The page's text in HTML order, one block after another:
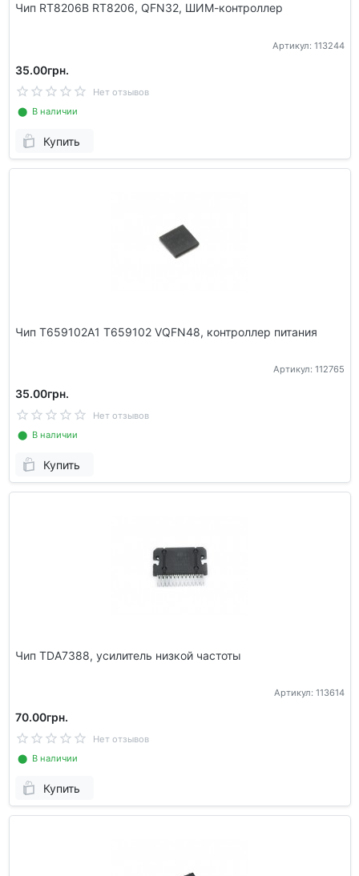
Чип RT8206B RT8206, QFN32, ШИМ-контроллер
Артикул: 113244
35.00грн.
Нет отзывов
⬤ В наличии
Купить
Чип T659102A1 T659102 VQFN48, контроллер питания
Артикул: 112765
35.00грн.
Нет отзывов
⬤ В наличии
Купить
Чип TDA7388, усилитель низкой частоты
Артикул: 113614
70.00грн.
Нет отзывов
⬤ В наличии
Купить